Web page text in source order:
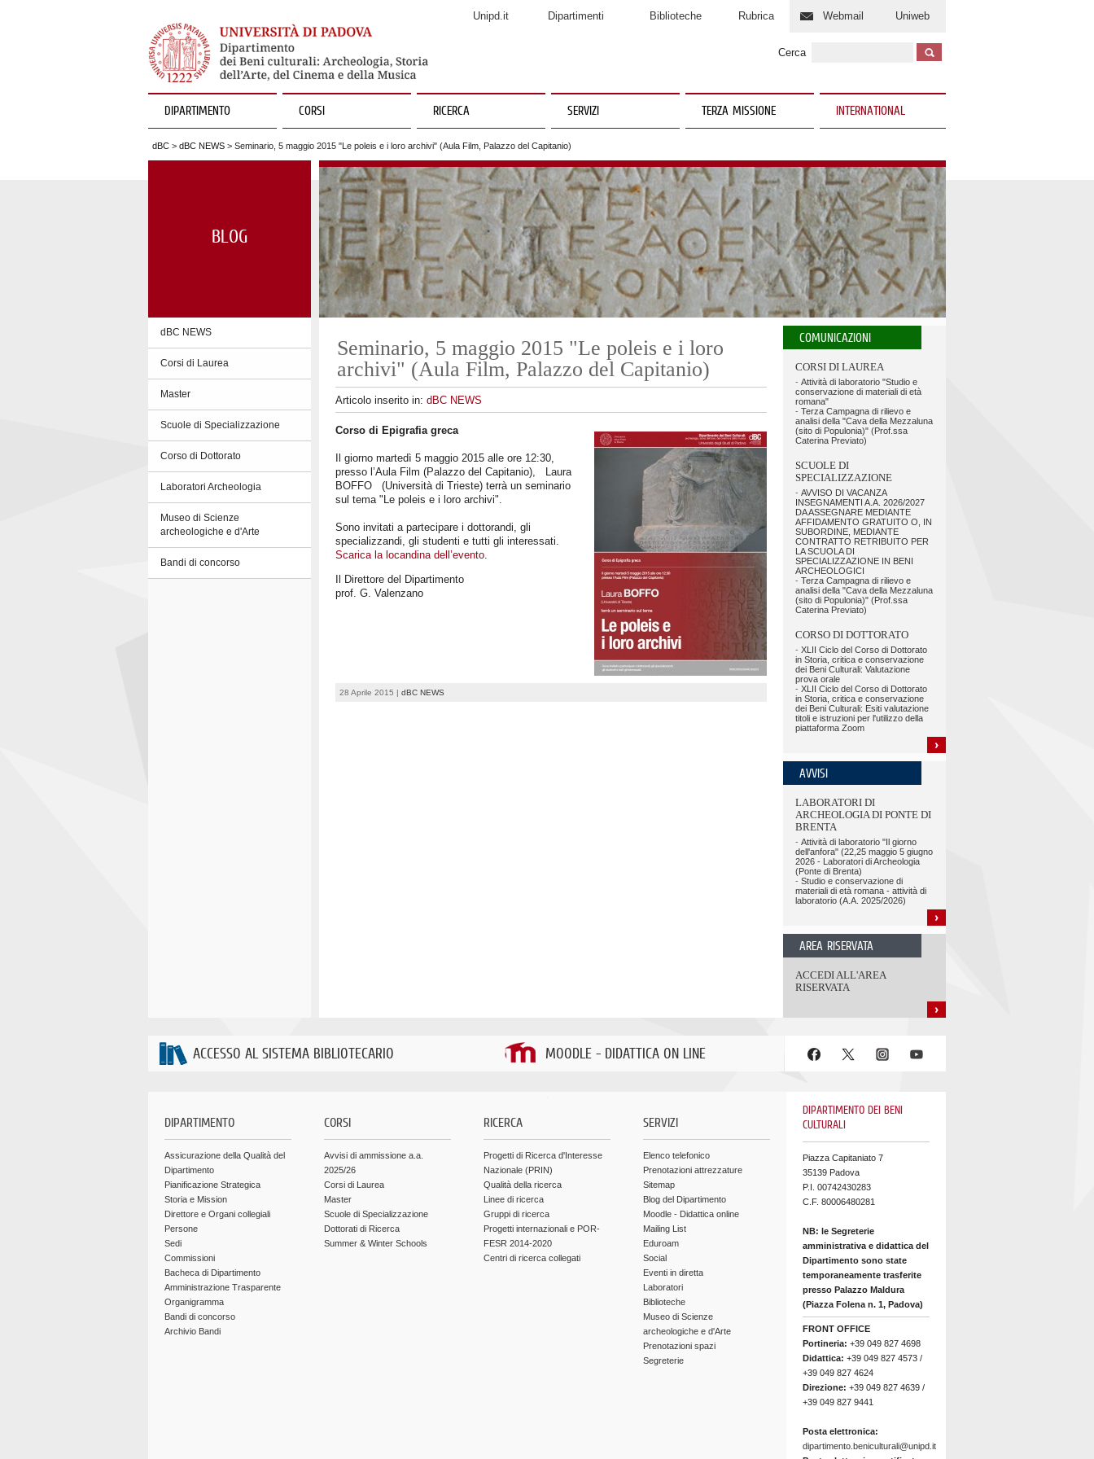
Unipd.it Dipartimenti Biblioteche Rubrica Webmail Uniweb
Cerca
DIPARTIMENTO CORSI RICERCA SERVIZI TERZA MISSIONE INTERNATIONAL
dBC > dBC NEWS > Seminario, 5 maggio 2015 "Le poleis e i loro archivi" (Aula Film, Palazzo del Capitanio)
BLOG
dBC NEWS
Corsi di Laurea
Master
Scuole di Specializzazione
Corso di Dottorato
Laboratori Archeologia
Museo di Scienze
archeologiche e d'Arte
Bandi di concorso
Seminario, 5 maggio 2015 "Le poleis e i loro
archivi" (Aula Film, Palazzo del Capitanio)
Articolo inserito in: dBC NEWS
Corso di Epigrafia greca
Il giorno martedì 5 maggio 2015 alle ore 12:30,
presso l’Aula Film (Palazzo del Capitanio), Laura
BOFFO (Università di Trieste) terrà un seminario
sul tema "Le poleis e i loro archivi".
Sono invitati a partecipare i dottorandi, gli
specializzandi, gli studenti e tutti gli interessati.
Scarica la locandina dell’evento
Il Direttore del Dipartimento
prof. G. Valenzano
28 Aprile 2015 | dBC NEWS
COMUNICAZIONI
CORSI DI LAUREA
- Attività di laboratorio "Studio e
conservazione di materiali di età
romana"
- Terza Campagna di rilievo e
analisi della "Cava della Mezzaluna
(sito di Populonia)" (Prof.ssa
Caterina Previato)
SCUOLE DI
SPECIALIZZAZIONE
- AVVISO DI VACANZA
INSEGNAMENTI A.A. 2026/2027
DA ASSEGNARE MEDIANTE
AFFIDAMENTO GRATUITO O, IN
SUBORDINE, MEDIANTE
CONTRATTO RETRIBUITO PER
LA SCUOLA DI
SPECIALIZZAZIONE IN BENI
ARCHEOLOGICI
- Terza Campagna di rilievo e
analisi della "Cava della Mezzaluna
(sito di Populonia)" (Prof.ssa
Caterina Previato)
CORSO DI DOTTORATO
- XLII Ciclo del Corso di Dottorato
in Storia, critica e conservazione
dei Beni Culturali: Valutazione
prova orale
- XLII Ciclo del Corso di Dottorato
in Storia, critica e conservazione
dei Beni Culturali: Esiti valutazione
titoli e istruzioni per l'utilizzo della
piattaforma Zoom
AVVISI
LABORATORI DI
ARCHEOLOGIA DI PONTE DI
BRENTA
- Attività di laboratorio "Il giorno
dell'anfora" (22,25 maggio 5 giugno
2026 - Laboratori di Archeologia
(Ponte di Brenta)
- Studio e conservazione di
materiali di età romana - attività di
laboratorio (A.A. 2025/2026)
AREA RISERVATA
ACCEDI ALL'AREA
RISERVATA
ACCESSO AL SISTEMA BIBLIOTECARIO MOODLE - DIDATTICA ON LINE
DIPARTIMENTO
Assicurazione della Qualità del
Dipartimento
Pianificazione Strategica
Storia e Mission
Direttore e Organi collegiali
Persone
Sedi
Commissioni
Bacheca di Dipartimento
Amministrazione Trasparente
Organigramma
Bandi di concorso
Archivio Bandi
CORSI
Avvisi di ammissione a.a.
2025/26
Corsi di Laurea
Master
Scuole di Specializzazione
Dottorati di Ricerca
Summer & Winter Schools
RICERCA
Progetti di Ricerca d'Interesse
Nazionale (PRIN)
Qualità della ricerca
Linee di ricerca
Gruppi di ricerca
Progetti internazionali e POR-
FESR 2014-2020
Centri di ricerca collegati
SERVIZI
Elenco telefonico
Prenotazioni attrezzature
Sitemap
Blog del Dipartimento
Moodle - Didattica online
Mailing List
Eduroam
Social
Eventi in diretta
Laboratori
Biblioteche
Museo di Scienze
archeologiche e d'Arte
Prenotazioni spazi
Segreterie
DIPARTIMENTO DEI BENI
CULTURALI
Piazza Capitaniato 7
35139 Padova
P.I. 00742430283
C.F. 80006480281
NB: le Segreterie
amministrativa e didattica del
Dipartimento sono state
temporaneamente trasferite
presso Palazzo Maldura
(Piazza Folena n. 1, Padova)
FRONT OFFICE
Portineria: +39 049 827 4698
Didattica: +39 049 827 4573 /
+39 049 827 4624
Direzione: +39 049 827 4639 /
+39 049 827 9441
Posta elettronica:
dipartimento.beniculturali@unipd.it